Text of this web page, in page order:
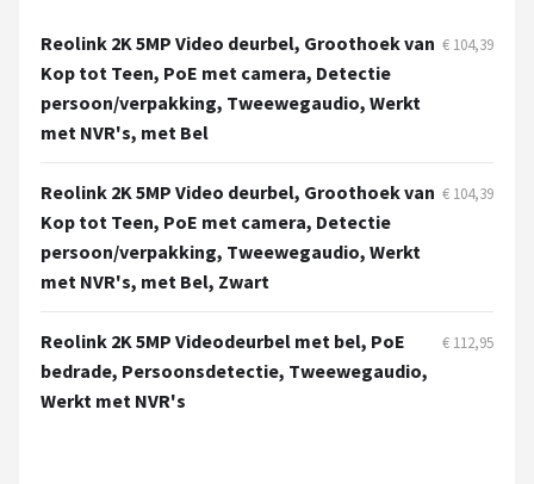
Teceye
Smartwares
ieGeek
Alle merken →
Reolink 2K 5MP Video deurbel, Groothoek van
Kop tot Teen, PoE met camera, Detectie
persoon/verpakking, Tweewegaudio, Werkt
met NVR's, met Bel
€ 104,39
Reolink 2K 5MP Video deurbel, Groothoek van
Kop tot Teen, PoE met camera, Detectie
persoon/verpakking, Tweewegaudio, Werkt
met NVR's, met Bel, Zwart
€ 104,39
Reolink 2K 5MP Videodeurbel met bel, PoE
bedrade, Persoonsdetectie, Tweewegaudio,
Werkt met NVR's
€ 112,95